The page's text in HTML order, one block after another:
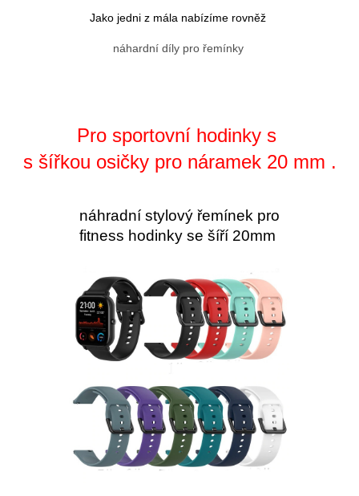
Jako jedni z mála nabízíme rovněž
náhardní díly pro řemínky
Pro sportovní hodinky s
s šířkou osičky pro náramek 20 mm .
náhradní stylový řemínek pro
fitness hodinky se šíří 20mm